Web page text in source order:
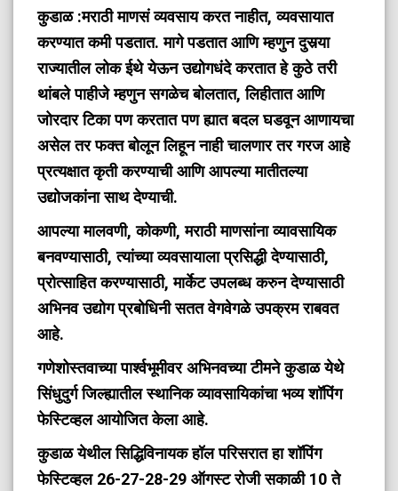
कुडाळ :मराठी माणसं व्यवसाय करत नाहीत, व्यवसायात
करण्यात कमी पडतात. मागे पडतात आणि म्हणुन दुसर्‍या
राज्यातील लोक ईथे येऊन उद्योगधंदे करतात हे कुठे तरी
थांबले पाहीजे म्हणुन सगळेच बोलतात, लिहीतात आणि
जोरदार टिका पण करतात पण ह्यात बदल घडवून आणायचा
असेल तर फक्त बोलून लिहून नाही चालणार तर गरज आहे
प्रत्यक्षात कृती करण्याची आणि आपल्या मातीतल्या
उद्योजकांना साथ देण्याची.
आपल्या मालवणी, कोकणी, मराठी माणसांना व्यावसायिक
बनवण्यासाठी, त्यांच्या व्यवसायाला प्रसिद्धी देण्यासाठी,
प्रोत्साहित करण्यासाठी, मार्केट उपलब्ध करुन देण्यासाठी
अभिनव उद्योग प्रबोधिनी सतत वेगवेगळे उपक्रम राबवत
आहे.
गणेशोस्तवाच्या पार्श्वभूमीवर अभिनवच्या टीमने कुडाळ येथे
सिंधुदुर्ग जिल्ह्यातील स्थानिक व्यावसायिकांचा भव्य शॉपिंग
फेस्टिव्हल आयोजित केला आहे.
कुडाळ येथील सिद्धिविनायक हॉल परिसरात हा शॉपिंग
फेस्टिव्हल 26-27-28-29 ऑगस्ट रोजी सकाळी 10 ते